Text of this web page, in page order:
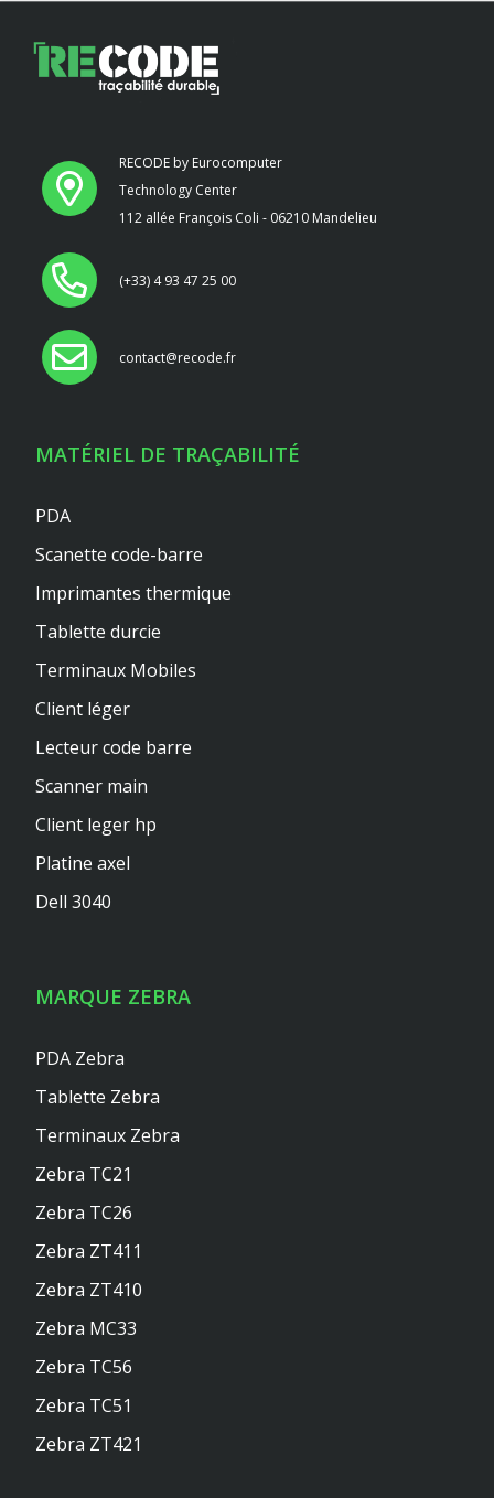
RECODE by Eurocomputer
Technology Center
112 allée François Coli - 06210 Mandelieu
(+33) 4 93 47 25 00
contact@recode.fr
MATÉRIEL DE TRAÇABILITÉ
PDA
Scanette code-barre
Imprimantes thermique
Tablette durcie
Terminaux Mobiles
Client léger
Lecteur code barre
Scanner main
Client leger hp
Platine axel
Dell 3040
MARQUE ZEBRA
PDA Zebra
Tablette Zebra
Terminaux Zebra
Zebra TC21
Zebra TC26
Zebra ZT411
Zebra ZT410
Zebra MC33
Zebra TC56
Zebra TC51
Zebra ZT421